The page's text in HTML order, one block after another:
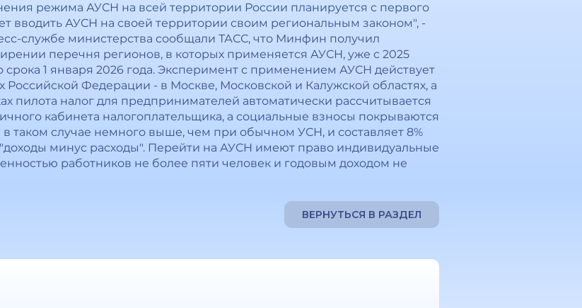
режима АУСН на всей территории России планируется с первого
вводить АУСН на своей территории своим региональным законом", -
службе министерства сообщали ТАСС, что Минфин получил
перечня регионов, в которых применяется АУСН, уже с 2025
срока 1 января 2026 года. Эксперимент с применением АУСН действует
Российской Федерации - в Москве, Московской и Калужской областях, а
пилота налог для предпринимателей автоматически рассчитывается
кабинета налогоплательщика, а социальные взносы покрываются
таком случае немного выше, чем при обычном УСН, и составляет 8%
минус расходы". Перейти на АУСН имеют право индивидуальные
работников не более пяти человек и годовым доходом не
ВЕРНУТЬСЯ В РАЗДЕЛ